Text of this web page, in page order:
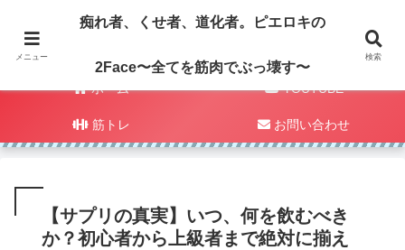
ホーム YOUTUBE
筋トレ お問い合わせ
【サプリの真実】いつ、何を飲むべき
か？初心者から上級者まで絶対に揃え
メニュー
痴れ者、くせ者、道化者。ピエロキの
2Face〜全てを筋肉でぶっ壊す〜
検索